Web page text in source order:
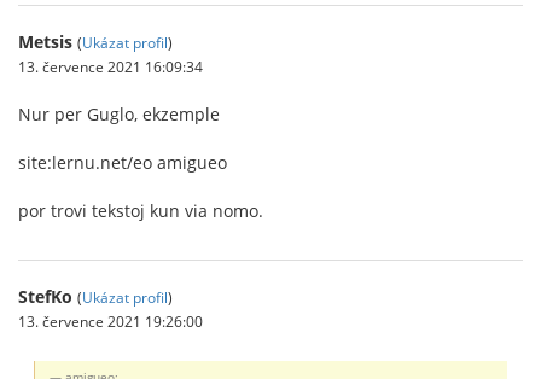
Metsis (Ukázat profil)
13. července 2021 16:09:34
Nur per Guglo, ekzemple
site:lernu.net/eo amigueo
por trovi tekstoj kun via nomo.
StefKo (Ukázat profil)
13. července 2021 19:26:00